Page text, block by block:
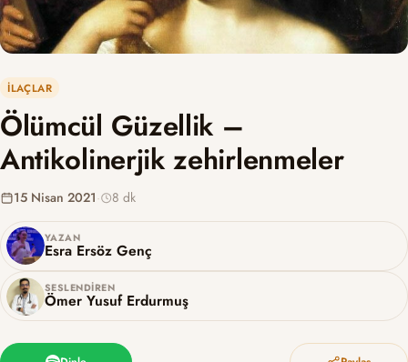
İLAÇLAR
Ölümcül Güzellik –
Antikolinerjik zehirlenmeler
YAZAN
Esra Ersöz Genç
SESLENDIREN
Ömer Yusuf Erdurmuş
15 Nisan 2021· 8 dk